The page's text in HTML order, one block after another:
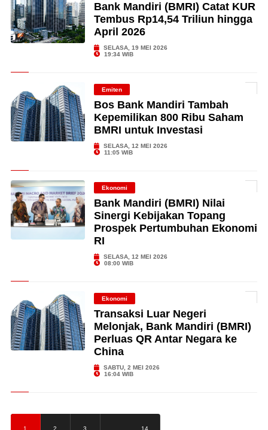
Bank Mandiri (BMRI) Catat KUR
Tembus Rp14,54 Triliun hingga
April 2026
SELASA, 19 MEI 2026
19:34 WIB
Emiten
Bos Bank Mandiri Tambah
Kepemilikan 800 Ribu Saham
BMRI untuk Investasi
SELASA, 12 MEI 2026
11:05 WIB
Ekonomi
Bank Mandiri (BMRI) Nilai
Sinergi Kebijakan Topang
Prospek Pertumbuhan Ekonomi
RI
SELASA, 12 MEI 2026
08:00 WIB
Ekonomi
Transaksi Luar Negeri
Melonjak, Bank Mandiri (BMRI)
Perluas QR Antar Negara ke
China
SABTU, 2 MEI 2026
16:04 WIB
1 2 3 14